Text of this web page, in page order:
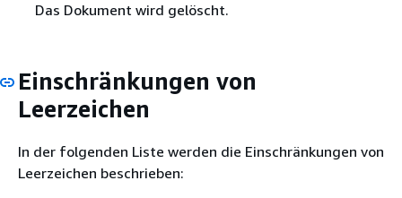
Das Dokument wird gelöscht.
Einschränkungen von
Leerzeichen
In der folgenden Liste werden die Einschränkungen von
Leerzeichen beschrieben: